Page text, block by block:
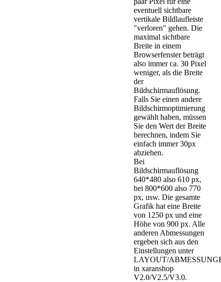
eventuell sichtbare
vertikale Bildlaufleiste
"verloren" gehen. Die
maximal sichtbare
Breite in einem
Browserfenster beträgt
also immer ca. 30 Pixel
weniger, als die Breite
der
Bildschirmauflösung.
Falls Sie einen andere
Bildschirmoptimierung
gewählt haben, müssen
Sie den Wert der Breite
berechnen, indem Sie
einfach immer 30px
abziehen.
Bei
Bildschirmauflösung
640*480 also 610 px,
bei 800*600 also 770
px, usw. Die gesamte
Grafik hat eine Breite
von 1250 px und eine
Höhe von 900 px. Alle
anderen Abmessungen
ergeben sich aus den
Einstellungen unter
LAYOUT/
in xaranshop
V2.0/V2.5/V3.0.